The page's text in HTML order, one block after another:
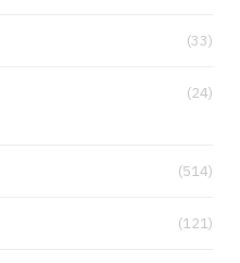
(33)
(24)
(514)
(121)